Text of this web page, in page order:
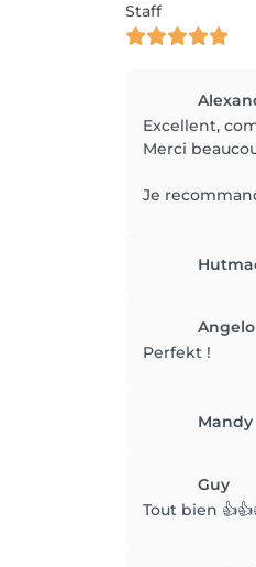
Staff
Excellent,
Merci
Je
Angelo
Perfekt !
Mandy
Guy
Tout bien